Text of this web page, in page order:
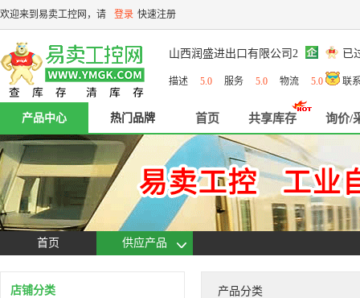
欢迎来到易卖工控网，请 登录 快速注册
山西润盛进出口有限公司2 已
描述 5.0 服务 5.0 物流 5.0 联
产品中心 热门品牌 首页 共享库存 询价/
首页 供应产品
店铺分类 产品分类